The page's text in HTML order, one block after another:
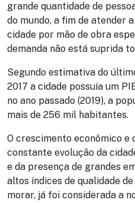
grande quantidade de
do mundo, a fim de atender
cidade por mão de obra
demanda não está suprida
Segundo estimativa do
2017 a cidade possuía um
no ano passado (2019), a
mais de 256 mil habitantes.
O crescimento econômico e
constante evolução da
e da presença de grandes
altos índices de qualidade
morar, já foi considerada a